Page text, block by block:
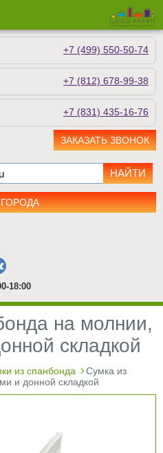
+7 (499) 550-50-74
+7 (812) 678-99-38
+7 (831) 435-16-76
ЗАКАЗАТЬ ЗВОНОК
18:00
на молнии,
складкой
из спанбонда
Сумка из
и донной складкой